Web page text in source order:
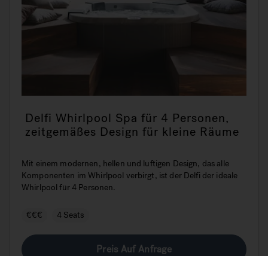
Delfi Whirlpool Spa für 4 Personen,
zeitgemäßes Design für kleine Räume
Mit einem modernen, hellen und luftigen Design, das alle
Komponenten im Whirlpool verbirgt, ist der Delfi der ideale
Whirlpool für 4 Personen.
€€€ 4 Seats
Preis Auf Anfrage